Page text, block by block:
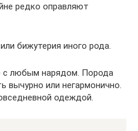
редко оправляют
бижутерия иного рода.
с любым нарядом. Порода
вычурно или негармонично.
одеждой.